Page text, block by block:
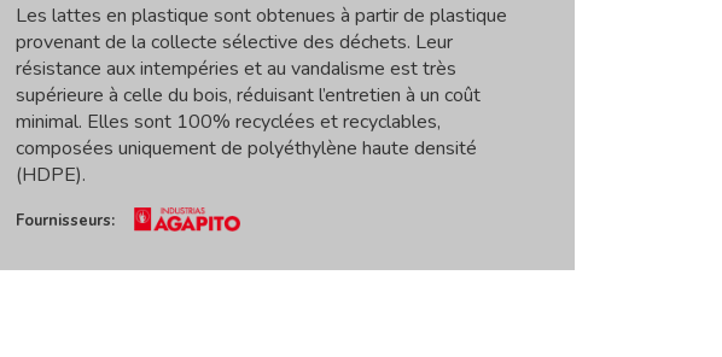
Les lattes en plastique sont obtenues à partir de plastique
provenant de la collecte sélective des déchets. Leur
résistance aux intempéries et au vandalisme est très
supérieure à celle du bois, réduisant l’entretien à un coût
minimal. Elles sont 100% recyclées et recyclables,
composées uniquement de polyéthylène haute densité
(HDPE).
Fournisseurs: